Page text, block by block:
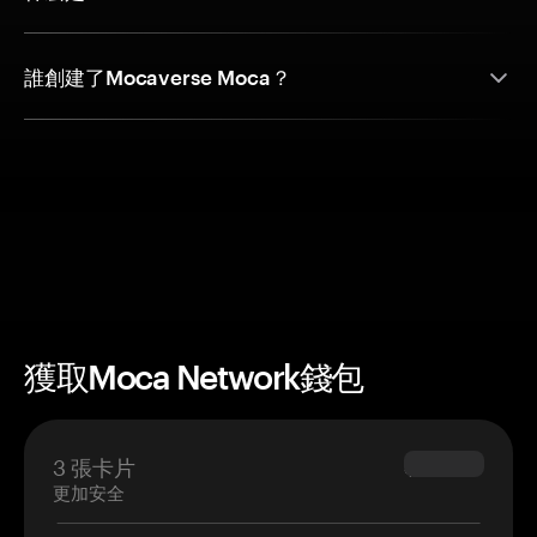
誰創建了Mocaverse Moca？
獲取Moca Network錢包
3 張卡片
更加安全
$69.90